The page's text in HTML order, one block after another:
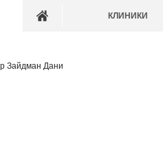
КЛИНИКИ
Зайдман Дани